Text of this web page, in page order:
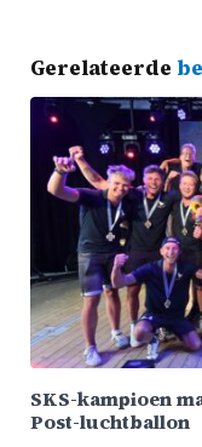
Gerelateerde
SKS-kampioen
Post-luchtballon